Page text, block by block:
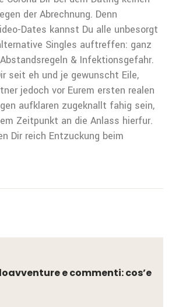
der Abrechnung. Denn
Dates kannst Du alle unbesorgt
Singles auftreffen: ganz
& Infektionsgefahr.
seit eh und je gewunscht Eile,
jedoch vor Eurem ersten realen
aufklaren zugeknallt fahig sein,
Zeitpunkt an die Anlass hierfur.
Dir reich Entzuckung beim
e commenti: cos’e